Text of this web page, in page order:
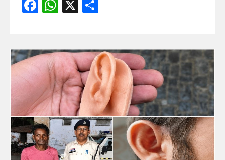
Facebook
WhatsApp
X